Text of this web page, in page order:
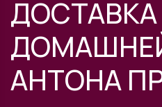
ДОСТАВКА
АНТОНА